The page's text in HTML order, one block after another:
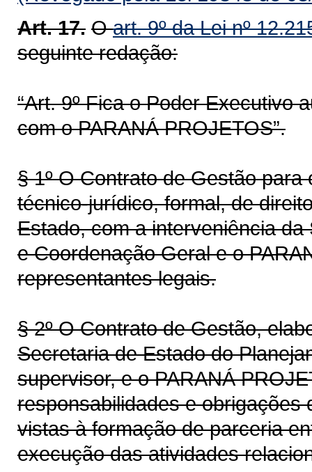
Art. 17. Oart. 9º da Lei nº
seguinte redação:
“Art. 9º Fica o Poder Executivo
com o PARANÁ PROJETOS”.
§ 1º O Contrato de Gestão
técnico-jurídico, formal, de
Estado, com a interveniência
e Coordenação Geral e o
representantes legais.
§ 2º O Contrato de Gestão,
Secretaria de Estado do
supervisor, e o PARANÁ
responsabilidades e obrigações
vistas à formação de parceria
execução das atividades